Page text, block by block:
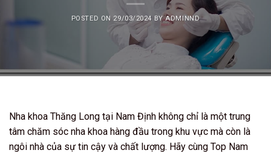
POSTED ON 29/03/2024 BYADMINND
Nha khoa Thăng Long tại Nam Định không chỉ là một trung
tâm chăm sóc nha khoa hàng đầu trong khu vực mà còn là
ngôi nhà của sự tin cậy và chất lượng. Hãy cùng Top Nam